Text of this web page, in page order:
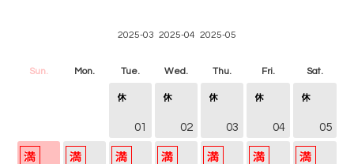
2025-03 2025-04 2025-05
Sun. Mon. Tue. Wed. Thu. Fri. Sat.
01 02 03 04 05